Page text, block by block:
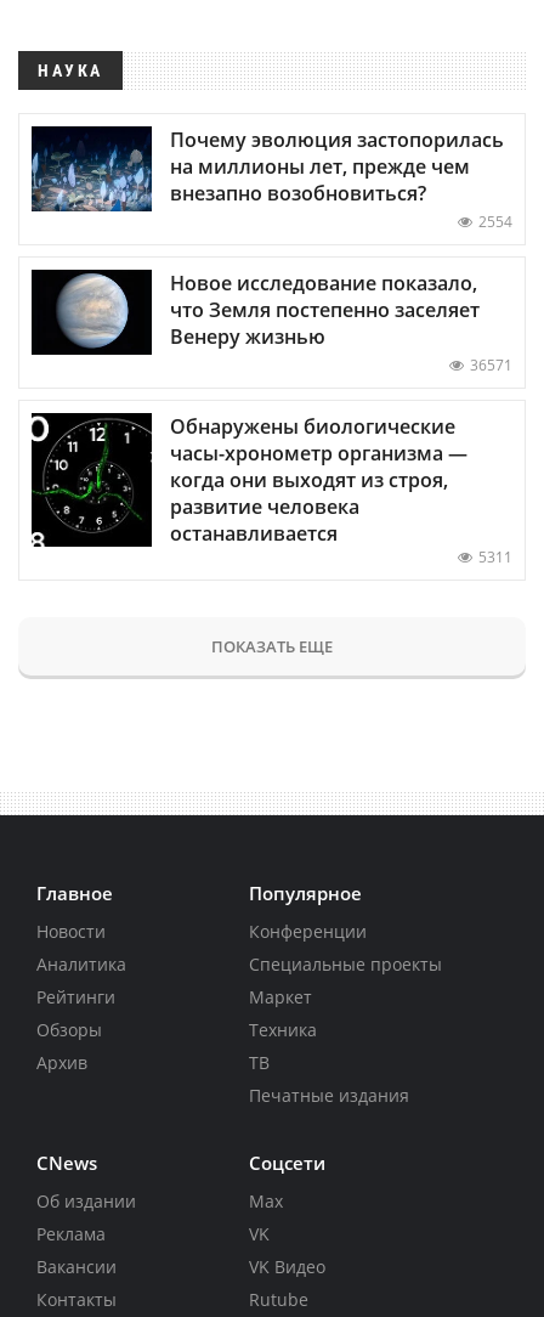
НАУКА
Почему эволюция застопорилась
на миллионы лет, прежде чем
внезапно возобновиться?
2554
Новое исследование показало,
что Земля постепенно заселяет
Венеру жизнью
36571
Обнаружены биологические
часы-хронометр организма —
когда они выходят из строя,
развитие человека
останавливается
5311
ПОКАЗАТЬ ЕЩЕ
Главное
Новости
Аналитика
Рейтинги
Обзоры
Архив
Популярное
Конференции
Специальные проекты
Маркет
Техника
ТВ
Печатные издания
CNews
Об издании
Реклама
Вакансии
Контакты
Соцсети
Max
VK
VK Видео
Rutube